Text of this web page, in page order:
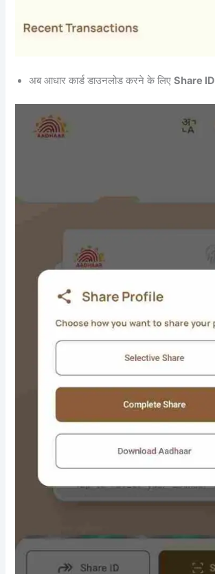
अब आधार कार्ड डाउनलोड करने के लिएShare ID